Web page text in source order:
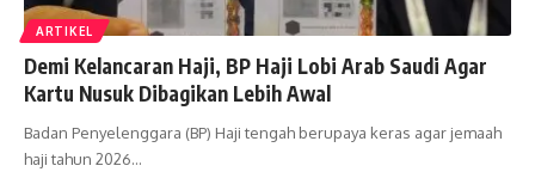
ARTIKEL
Demi Kelancaran Haji, BP Haji Lobi Arab Saudi Agar
Kartu Nusuk Dibagikan Lebih Awal
Badan Penyelenggara (BP) Haji tengah berupaya keras agar jemaah
haji tahun 2026…